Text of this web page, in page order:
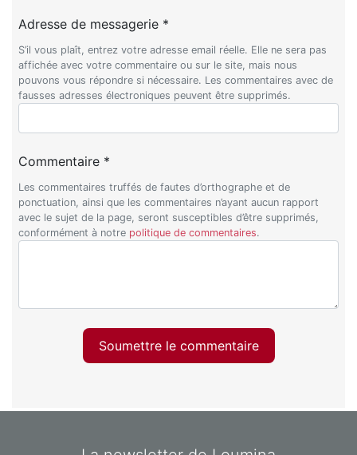
Adresse de messagerie *
S’il vous plaît, entrez votre adresse email réelle. Elle ne sera pas
affichée avec votre commentaire ou sur le site, mais nous
pouvons vous répondre si nécessaire. Les commentaires avec de
fausses adresses électroniques peuvent être supprimés.
Commentaire *
Les commentaires truffés de fautes d’orthographe et de
ponctuation, ainsi que les commentaires n’ayant aucun rapport
avec le sujet de la page, seront susceptibles d’être supprimés,
conformément à notre politique de commentaires.
Soumettre le commentaire